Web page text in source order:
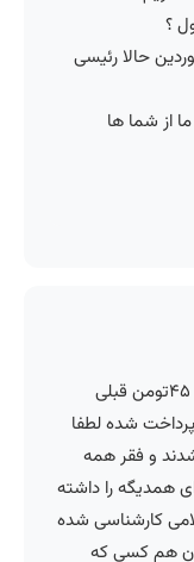
؟
حالا رئیسی
از شما ها
یارانه نفری ۳۰۰و۴۰۰تومنی منهای اون نفری ۴۵تومن قبلی
نفر ۲۵۵یا ۳۵۵تومن پرداخت شده لطفا
و فقر همه
همدیگه را داشته
کارشناسی شده
هم کسی که